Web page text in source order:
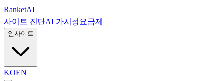
본문으로 건너뛰기
RanketAI
사이트 진단AI 가시성 요금제
인사이트
KOEN